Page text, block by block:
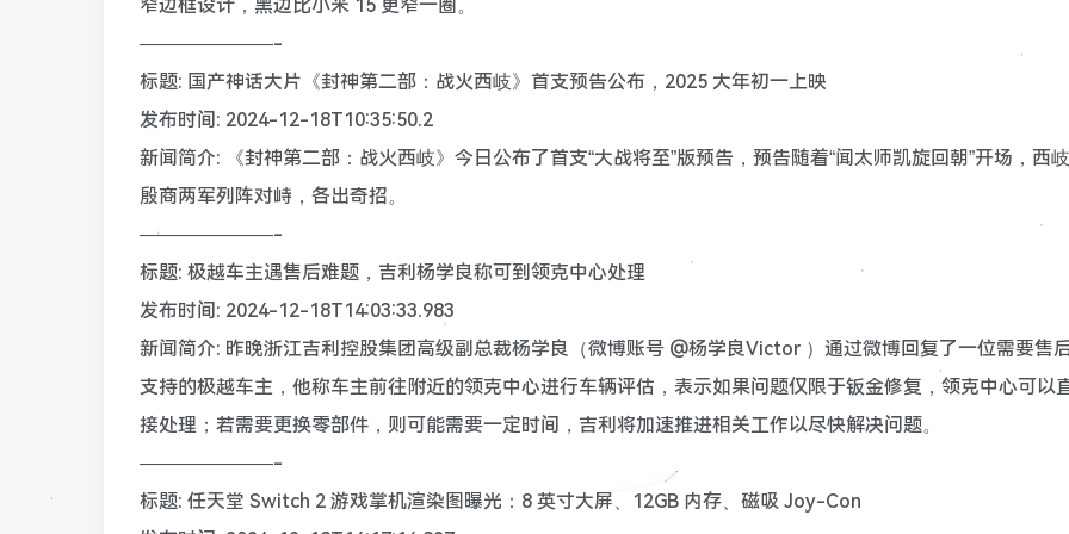
窄边框设计，黑边比小米 15 更窄一圈。
———————-
标题: 国产神话大片《封神第二部：战火西岐》首支预告公布，2025 大年初一上映
发布时间: 2024-12-18T10:35:50.2
新闻简介: 《封神第二部：战火西岐》今日公布了首支“大战将至”版预告，预告随着“闻太师凯旋回朝”开场，西岐
殷商两军列阵对峙，各出奇招。
———————-
标题: 极越车主遇售后难题，吉利杨学良称可到领克中心处理
发布时间: 2024-12-18T14:03:33.983
新闻简介: 昨晚浙江吉利控股集团高级副总裁杨学良（微博账号 @杨学良Victor ）通过微博回复了一位需要售
支持的极越车主，他称车主前往附近的领克中心进行车辆评估，表示如果问题仅限于钣金修复，领克中心可以
接处理；若需要更换零部件，则可能需要一定时间，吉利将加速推进相关工作以尽快解决问题。
———————-
标题: 任天堂 Switch 2 游戏掌机渲染图曝光：8 英寸大屏、12GB 内存、磁吸 Joy-Con